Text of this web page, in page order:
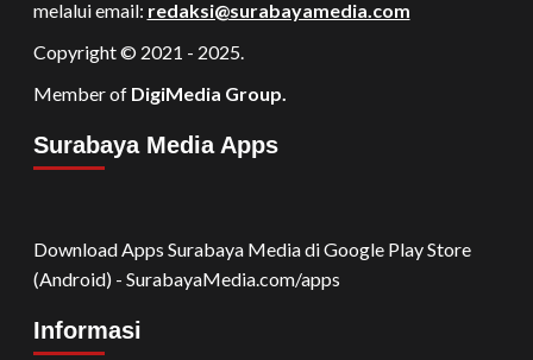
melalui email: redaksi@surabayamedia.com
Copyright © 2021 - 2025.
Member of DigiMedia Group.
Surabaya Media Apps
Download Apps Surabaya Media di Google Play Store
(Android) - SurabayaMedia.com/apps
Informasi